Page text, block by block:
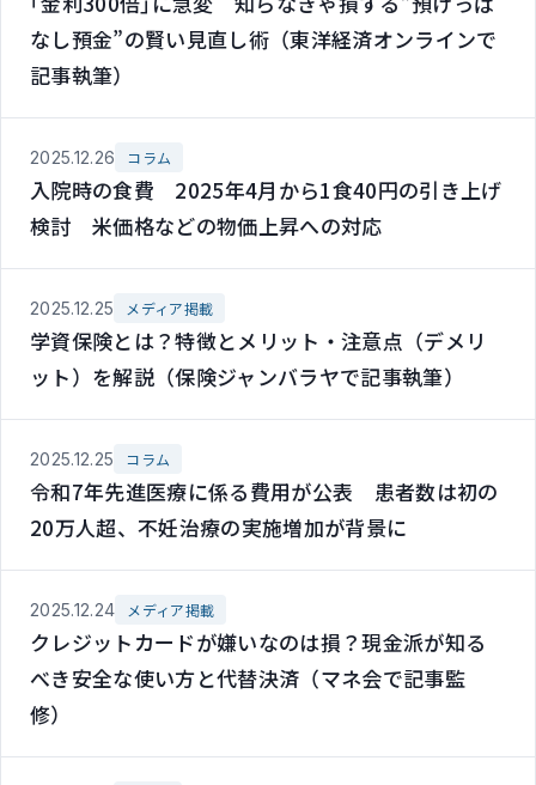
なし預金”の賢い見直し術（東洋経済オンラインで
記事執筆）
2025.12.26 コラム
入院時の食費 2025年4月から1食40円の引き上げ
検討 米価格などの物価上昇への対応
2025.12.25 メディア掲載
学資保険とは？特徴とメリット・注意点（デメリ
ット）を解説（保険ジャンバラヤで記事執筆）
2025.12.25 コラム
令和7年先進医療に係る費用が公表 患者数は初の
20万人超、不妊治療の実施増加が背景に
2025.12.24 メディア掲載
クレジットカードが嫌いなのは損？現金派が知る
べき安全な使い方と代替決済（マネ会で記事監
修）